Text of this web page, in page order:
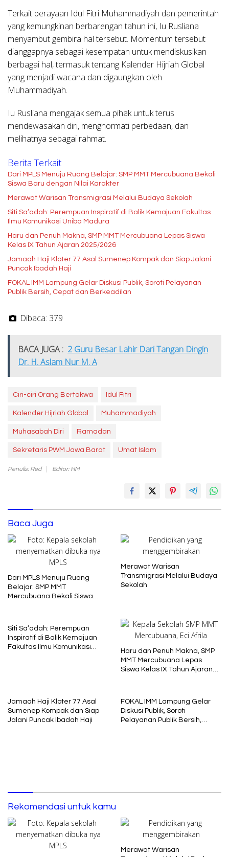
Terkait perayaan Idul Fitri Muhammadiyah dan pemerintah
yang kemungkinan berbarengan tahun ini, Iu Rusliana
menyambut gembira hal tersebut. Momentum tersebut
dianggapnya sebagai kesempatan untuk mendiskusikan
berbagai hal, termasuk tentang Kalender Hijriah Global
yang menjadi wacana dan digaungkan oleh
Muhammadiyah.
Iu Rusliana mengajak semua pihak untuk terus
mendewasakan diri, menghormati perbedaan, dan
melihatnya sebagai rahmat.
Berita Terkait
Dari MPLS Menuju Ruang Belajar: SMP MMT Mercubuana Bekali
Siswa Baru dengan Nilai Karakter
Merawat Warisan Transmigrasi Melalui Budaya Sekolah
Siti Sa’adah: Perempuan Inspiratif di Balik Kemajuan Fakultas
Ilmu Komunikasi Uniba Madura
Haru dan Penuh Makna, SMP MMT Mercubuana Lepas Siswa
Kelas IX Tahun Ajaran 2025/2026
Jamaah Haji Kloter 77 Asal Sumenep Kompak dan Siap Jalani
Puncak Ibadah Haji
FOKAL IMM Lampung Gelar Diskusi Publik, Soroti Pelayanan
Publik Bersih, Cepat dan Berkeadilan
Dibaca: 379
BACA JUGA : 2 Guru Besar Lahir Dari Tangan Dingin
Dr. H. Aslam Nur M. A
Ciri-ciri Orang Bertakwa Idul Fitri
Kalender Hijriah Global Muhammadiyah
Muhasabah Diri Ramadan
Sekretaris PWM Jawa Barat Umat Islam
Penulis: Red Editor: HM
Baca Juga
Dari MPLS Menuju Ruang
Belajar: SMP MMT
Mercubuana Bekali Siswa
Merawat Warisan
Transmigrasi Melalui Budaya
Sekolah
Siti Sa’adah: Perempuan
Inspiratif di Balik Kemajuan
Fakultas Ilmu Komunikasi
Haru dan Penuh Makna, SMP
MMT Mercubuana Lepas
Siswa Kelas IX Tahun Ajaran
Jamaah Haji Kloter 77 Asal
Sumenep Kompak dan Siap
Jalani Puncak Ibadah Haji
FOKAL IMM Lampung Gelar
Diskusi Publik, Soroti
Pelayanan Publik Bersih,
Rekomendasi untuk kamu
Merawat Warisan